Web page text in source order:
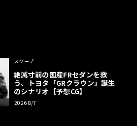
スクープ
絶滅寸前の国産FRセダンを救
う、トヨタ「GRクラウン」誕生
のシナリオ【予想CG】
2026 8/7